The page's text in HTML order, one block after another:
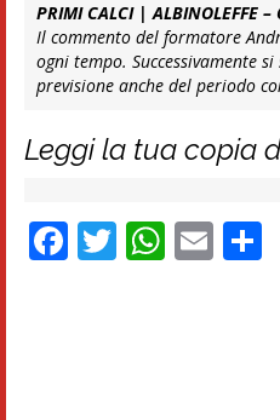
PRIMI CALCI | ALBINOLEFFE –
Il commento del formatore
ogni tempo. Successivamente
previsione anche del periodo
Leggi la tua copia
Facebook
Twitter